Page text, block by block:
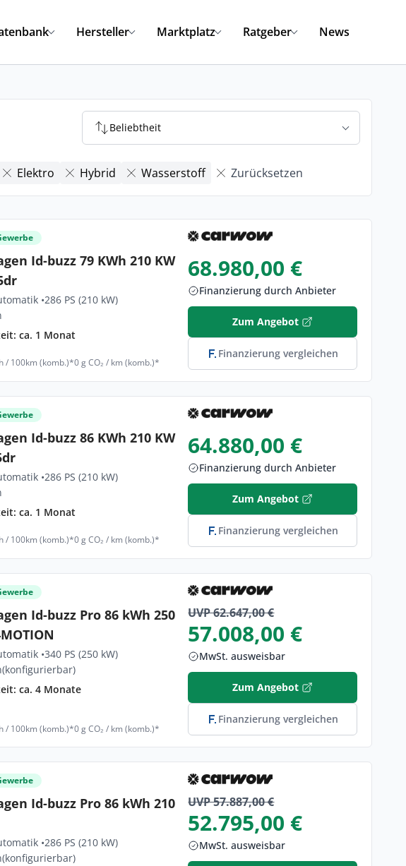
Hersteller Marktplatz Ratgeber News
Beliebtheit
Elektro Hybrid Wasserstoff Zurücksetzen
Id-buzz 79 KWh 210 KW
•286 PS (210 kW)
ca. 1 Monat
/ 100km (komb.)*0 g CO₂ / km (komb.)*
68.980,00 €
Finanzierung durch Anbieter
Zum Angebot
Finanzierung vergleichen
Id-buzz 86 KWh 210 KW
•286 PS (210 kW)
ca. 1 Monat
/ 100km (komb.)*0 g CO₂ / km (komb.)*
64.880,00 €
Finanzierung durch Anbieter
Zum Angebot
Finanzierung vergleichen
Id-buzz Pro 86 kWh 250
•340 PS (250 kW)
(konfigurierbar)
ca. 4 Monate
/ 100km (komb.)*0 g CO₂ / km (komb.)*
UVP 62.647,00 €
57.008,00 €
MwSt. ausweisbar
Zum Angebot
Finanzierung vergleichen
Id-buzz Pro 86 kWh 210
•286 PS (210 kW)
(konfigurierbar)
UVP 57.887,00 €
52.795,00 €
MwSt. ausweisbar